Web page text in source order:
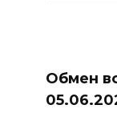
Обмен